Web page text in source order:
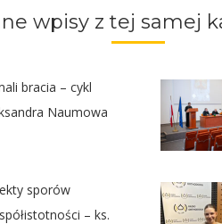
wpisy z tej samej
bracia – cykl
Naumowa
sporów
– ks.